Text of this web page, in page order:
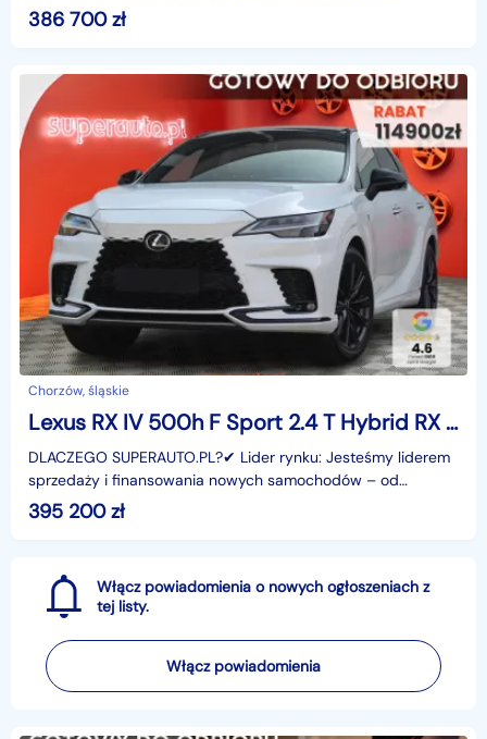
osobowych, przez dostawcze, po segment premium.✔
Zaufanie
386 700zł
Chorzów, śląskie
Lexus RX IV 500h F Sport 2.4 T Hybrid RX 500h F Sport 2.4 T Hybrid | Dach panora
DLACZEGO SUPERAUTO.PL?✔ Lider rynku: Jesteśmy liderem
sprzedaży i finansowania nowych samochodów – od
osobowych, przez dostawcze, po segment premium.✔
Zaufanie
395 200zł
Włącz powiadomienia o nowych ogłoszeniach z
tej listy.
Włącz powiadomienia